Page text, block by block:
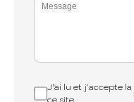
J’ai lu et j'accepte la
ce site